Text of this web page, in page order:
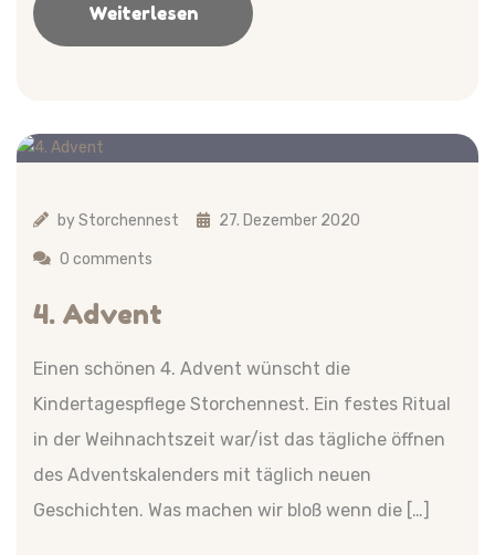
Weiterlesen
byStorchennest 27. Dezember 2020
0 comments
4. Advent
Einen schönen 4. Advent wünscht die
Kindertagespflege Storchennest. Ein festes Ritual
in der Weihnachtszeit war/ist das tägliche öffnen
des Adventskalenders mit täglich neuen
Geschichten. Was machen wir bloß wenn die […]